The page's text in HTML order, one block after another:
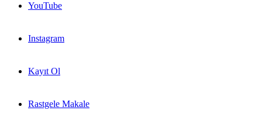
YouTube
Instagram
Kayıt Ol
Rastgele Makale